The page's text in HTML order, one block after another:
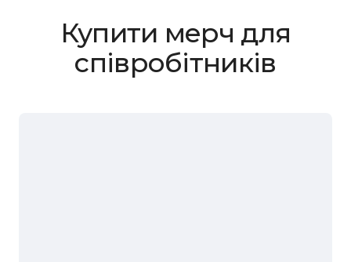
Купити мерч для
співробітників